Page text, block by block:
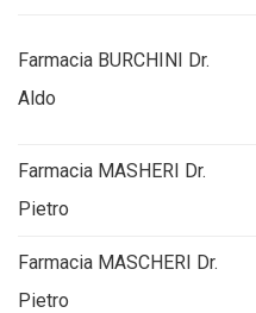
Farmacia BURCHINI Dr.
Aldo
Farmacia MASHERI Dr.
Pietro
Farmacia MASCHERI Dr.
Pietro